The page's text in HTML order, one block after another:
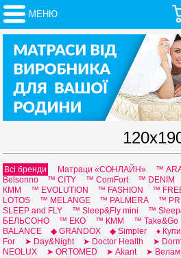
МЕНЮ
Всі бренди Матраци «СОНЛАЙН» ™
Belsonno
™ CITY ™ ComFort ™ DENIM
КММ
™ EVOLUTION ™ FASHION ™
LOTOS
™ MELANGE ™ PALMERA ™
SLEEP and FLY
™ Sleep&Fly mini ™
БЕЛЬСОНО
™ ЕКО ™ КММ ™ Таke&Go
BALANCE
◆ GRANDOX ◆ Simpler ♦
For
➤ Day&Night ➤ Doctor Health ➤
NEOLUX
➤ ORTOMED ➤ Аkant ➤ Велам